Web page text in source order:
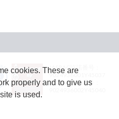
JASRAC許諾番号：
9024936001Y45037
JASRAC許諾番号：
cookies. These are
properly and to give us
is used.